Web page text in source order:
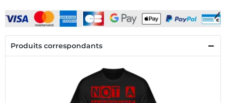
Produits correspondants